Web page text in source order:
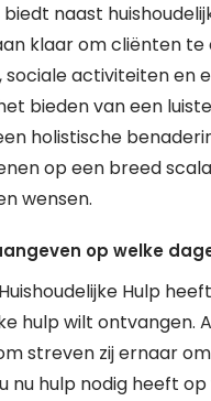
naast
klaar om cliënten
sociale activiteiten en
bieden van een
holistische
op een breed
wensen.
op welke
Hulp
hulp wilt
streven zij ernaar
nu hulp nodig heeft